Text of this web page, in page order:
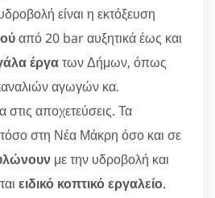
είναι η εκτόξευση
από 20 bar αυξητικά έως και
έργατων Δήμων, όπως
αγωγών κα.
αποχετεύσεις. Τα
τόσο στη Νέα Μάκρη όσο και σε
με την υδροβολή και
ειδικό κοπτικό εργαλείο.